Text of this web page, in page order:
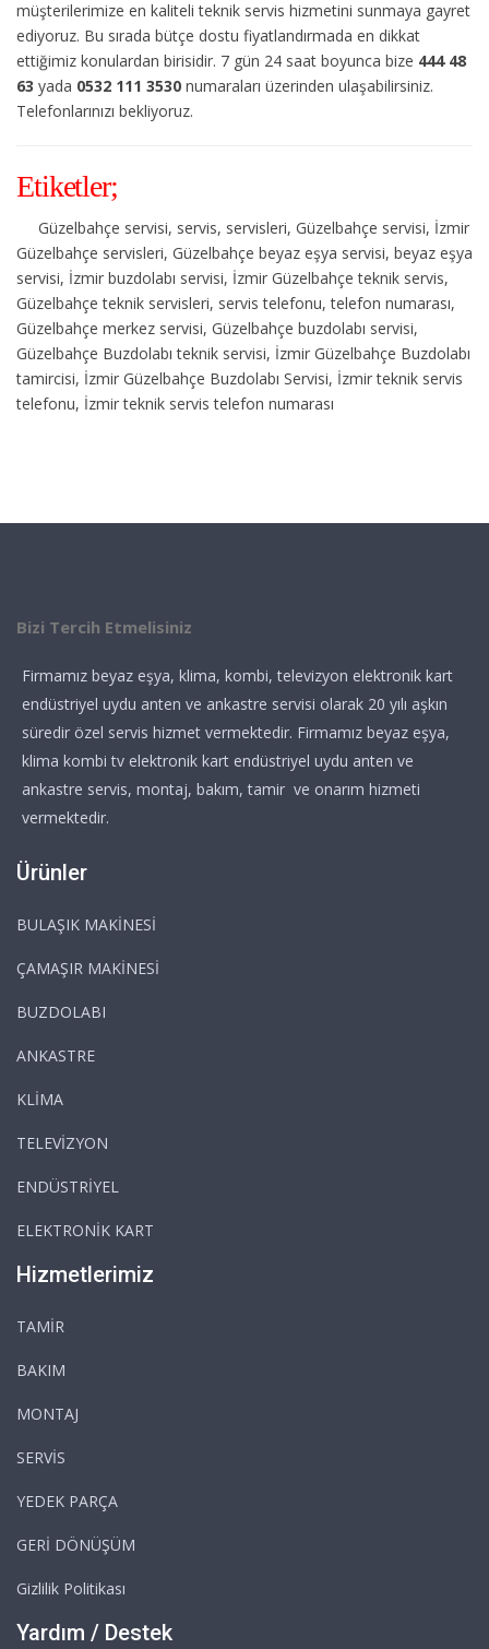
müşterilerimize en kaliteli teknik servis hizmetini sunmaya gayret
ediyoruz. Bu sırada bütçe dostu fiyatlandırmada en dikkat
ettiğimiz konulardan birisidir. 7 gün 24 saat boyunca bize 444 48
63 yada 0532 111 3530 numaraları üzerinden ulaşabilirsiniz.
Telefonlarınızı bekliyoruz.
Etiketler;
Güzelbahçe servisi, servis, servisleri, Güzelbahçe servisi, İzmir
Güzelbahçe servisleri, Güzelbahçe beyaz eşya servisi, beyaz eşya
servisi, İzmir buzdolabı servisi, İzmir Güzelbahçe teknik servis,
Güzelbahçe teknik servisleri, servis telefonu, telefon numarası,
Güzelbahçe merkez servisi, Güzelbahçe buzdolabı servisi,
Güzelbahçe Buzdolabı teknik servisi, İzmir Güzelbahçe Buzdolabı
tamircisi, İzmir Güzelbahçe Buzdolabı Servisi, İzmir teknik servis
telefonu, İzmir teknik servis telefon numarası
Bizi Tercih Etmelisiniz
Firmamız beyaz eşya, klima, kombi, televizyon elektronik kart
endüstriyel uydu anten ve ankastre servisi olarak 20 yılı aşkın
süredir özel servis hizmet vermektedir. Firmamız beyaz eşya,
klima kombi tv elektronik kart endüstriyel uydu anten ve
ankastre servis, montaj, bakım, tamir ve onarım hizmeti
vermektedir.
Ürünler
BULAŞIK MAKİNESİ
ÇAMAŞIR MAKİNESİ
BUZDOLABI
ANKASTRE
KLİMA
TELEVİZYON
ENDÜSTRİYEL
ELEKTRONİK KART
Hizmetlerimiz
TAMİR
BAKIM
MONTAJ
SERVİS
YEDEK PARÇA
GERİ DÖNÜŞÜM
Gizlilik Politikası
Yardım / Destek